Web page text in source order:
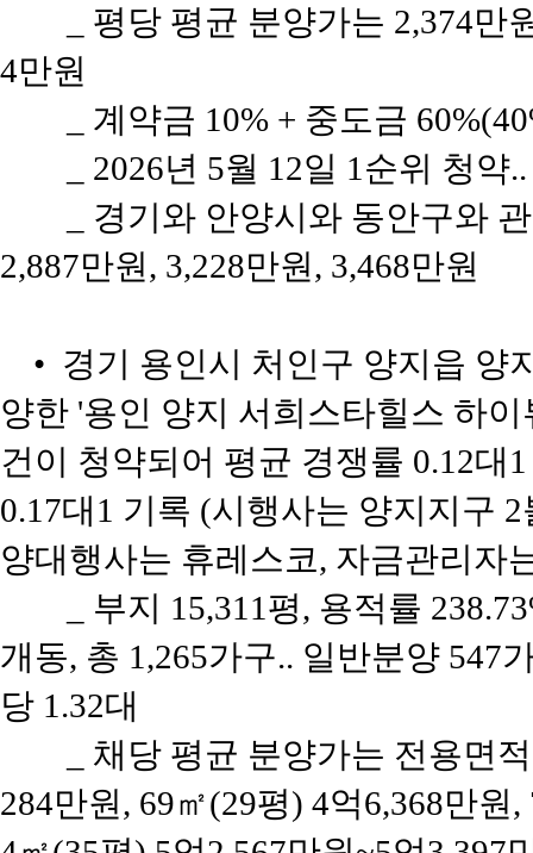
_ 평당 평균 분양가는 2,374
4만원
_ 계약금 10% + 중도금
_ 2026년 5월 12일 1순위 청
_ 경기와 안양시와 동안구와
2,887만원, 3,228만원, 3,468만원
• 경기 용인시 처인구 양지읍 양
양한 '용인 양지 서희스타힐스 하
건이 청약되어 평균 경쟁률 0.12대
0.17대1 기록 (시행사는 양지지구
양대행사는 휴레스코, 자금관리자
_ 부지 15,311평, 용적률
개동, 총 1,265가구.. 일반분양 547
당 1.32대
_ 채당 평균 분양가는 전용면
284만원, 69㎡(29평) 4억6,368만원